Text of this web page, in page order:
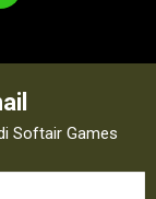
Softair Games